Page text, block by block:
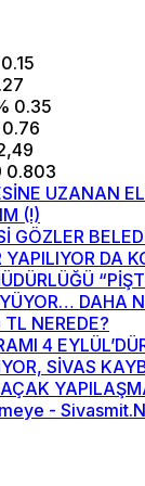
0.35
0.76
0.803
UZANAN
(!)
GÖZLER
DA
DAHA
NEREDE?
4
SİVAS